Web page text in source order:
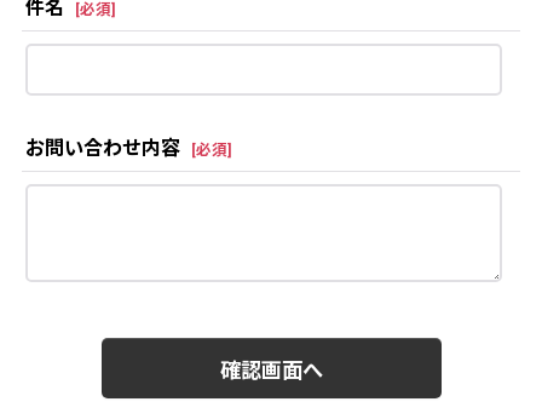
件名 [必須]
お問い合わせ内容 [必須]
確認画面へ